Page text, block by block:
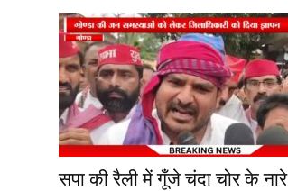
सपा की रैली में गूँजे चंदा चोर के नारे